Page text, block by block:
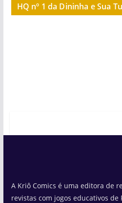
HQ nº 1 da Dininha e Sua
A Kriô Comics é uma editora de
revistas com jogos educativos de